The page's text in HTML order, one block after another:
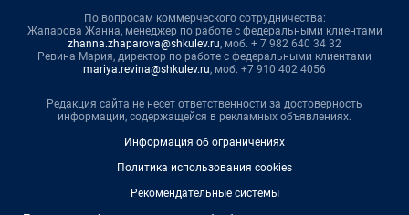
По вопросам коммерческого сотрудничества:
Жапарова Жанна, менеджер по работе с федеральными клиентами
zhanna.zhaparova@shkulev.ru, моб. + 7 982 640 34 32
Ревина Мария, директор по работе с федеральными клиентами
mariya.revina@shkulev.ru, моб. +7 910 402 4056
Редакция сайта не несет ответственности за достоверность
информации, содержащейся в рекламных объявлениях.
Информация об ограничениях
Политика использования cookies
Рекомендательные системы